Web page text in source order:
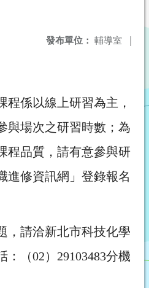
發布單位： 輔導室 |
程係以線上研習為主，
與場次之研習時數；為
程品質，請有意參與研
進修資訊網」登錄報名
，請洽新北市科技化學
（02）29103483分機